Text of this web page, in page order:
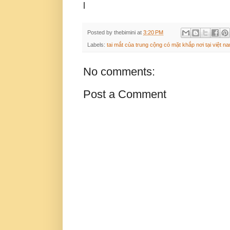
l
Posted by thebimini at 3:20 PM
Labels: tai mắt của trung cộng có mặt khắp nơi tại việt
No comments:
Post a Comment